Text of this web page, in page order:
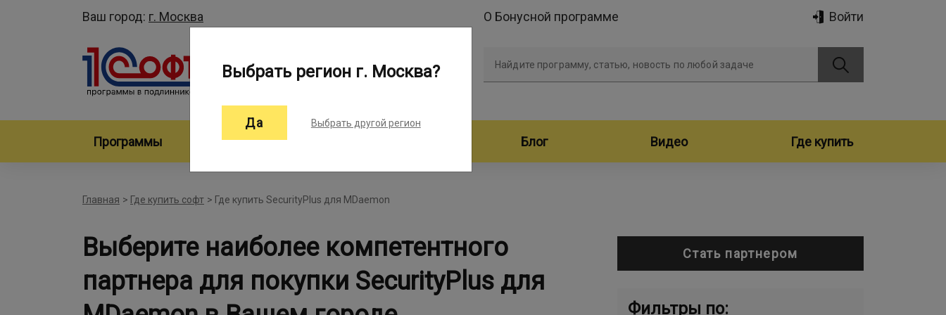
Ваш город: г. Москва Войти
О Бонусной программе
Найдите программу, статью, новость по любой задаче
Программы Производители программ Блог Видео Где купить
Главная > Где купить софт > Где купить SecurityPlus для MDaemon
Выберите наиболее компетентного
партнера для покупки SecurityPlus для
Стать партнером
Фильтры по:
Выбрать регион г. Москва?
Да Выбрать другой регион